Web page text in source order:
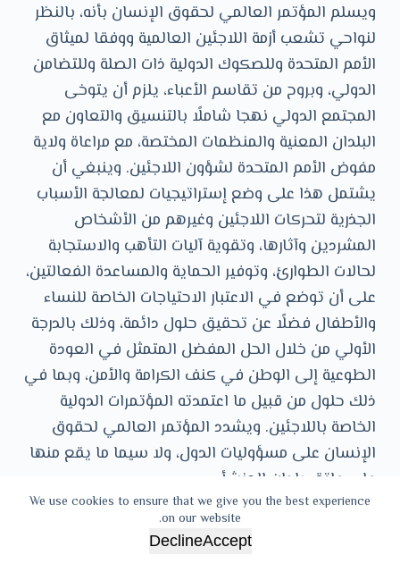
We use cookies to ensure that we give you the best experience
on our website.
Accept
Decline
ويسلم المؤتمر العالمي لحقوق الإنسان بأنه، بالنظر
لنواحي تشعب أزمة اللاجئين العالمية ووفقا لميثاق
الأمم المتحدة وللصكوك الدولية ذات الصلة وللتضامن
الدولي، وبروح من تقاسم الأعباء، يلزم أن يتوخى
المجتمع الدولي نهجا شاملًا بالتنسيق والتعاون مع
البلدان المعنية والمنظمات المختصة، مع مراعاة ولاية
مفوض الأمم المتحدة لشؤون اللاجئين. وينبغي أن
يشتمل هذا على وضع إستراتيجيات لمعالجة الأسباب
الجذرية لتحركات اللاجئين وغيرهم من الأشخاص
المشردين وآثارها، وتقوية آليات التأهب والاستجابة
لحالات الطوارئ، وتوفير الحماية والمساعدة الفعالتين،
على أن توضع في الاعتبار الاحتياجات الخاصة للنساء
والأطفال فضلًا عن تحقيق حلول دائمة، وذلك بالدرجة
الأولي من خلال الحل المفضل المتمثل في العودة
الطوعية إلى الوطن في كنف الكرامة والأمن، وبما في
ذلك حلول من قبيل ما اعتمدته المؤتمرات الدولية
الخاصة باللاجئين. ويشدد المؤتمر العالمي لحقوق
الإنسان على مسؤوليات الدول، ولا سيما ما يقع منها
على عاتق بلدان المنشأ.
وعلى ضوء النهج الشامل، يشدد المؤتمر العالمي
لحقوق الإنسان على أهمية ايلاء اهتمام خاص، بما